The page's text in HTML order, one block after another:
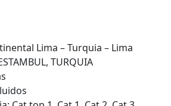
Lima – Turquia – Lima
TURQUIA